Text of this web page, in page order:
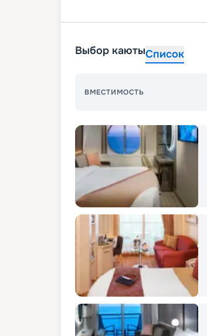
Выбор каютыСписок
ВМЕСТИМОСТЬ